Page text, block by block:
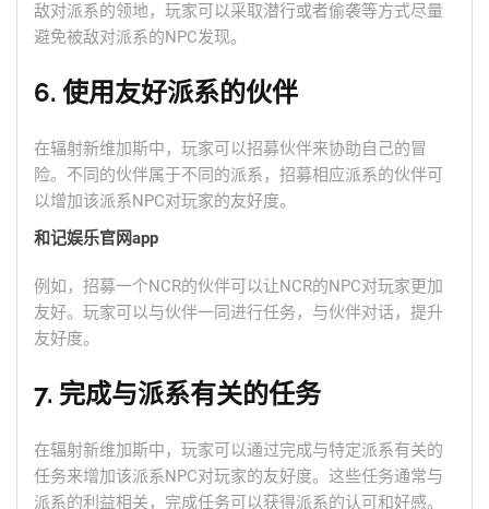
敌对派系的领地，玩家可以采取潜行或者偷袭等方式尽量
避免被敌对派系的NPC发现。
6. 使用友好派系的伙伴
在辐射新维加斯中，玩家可以招募伙伴来协助自己的冒
险。不同的伙伴属于不同的派系，招募相应派系的伙伴可
以增加该派系NPC对玩家的友好度。
和记娱乐官网app
例如，招募一个NCR的伙伴可以让NCR的NPC对玩家更加
友好。玩家可以与伙伴一同进行任务，与伙伴对话，提升
友好度。
7. 完成与派系有关的任务
在辐射新维加斯中，玩家可以通过完成与特定派系有关的
任务来增加该派系NPC对玩家的友好度。这些任务通常与
派系的利益相关，完成任务可以获得派系的认可和好感。